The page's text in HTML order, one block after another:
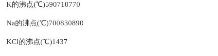
K的沸点(℃)590710770
Na的沸点(℃)700830890
KCl的沸点(℃)1437